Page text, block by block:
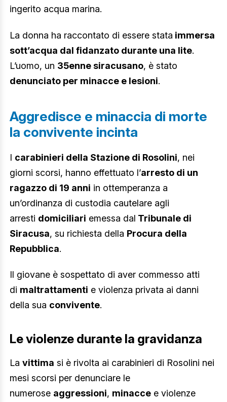
ingerito acqua marina.
La donna ha raccontato di essere stata immersa
sott’acqua dal fidanzato durante una lite.
L’uomo, un 35enne siracusano, è stato
denunciato per minacce e lesioni.
Aggredisce e minaccia di morte
la convivente incinta
I carabinieri della Stazione di Rosolini, nei
giorni scorsi, hanno effettuato l’arresto di un
ragazzo di 19 anni in ottemperanza a
un’ordinanza di custodia cautelare agli
arresti domiciliari emessa dal Tribunale di
Siracusa, su richiesta della Procura della
Repubblica.
Il giovane è sospettato di aver commesso atti
di maltrattamenti e violenza privata ai danni
della sua convivente.
Le violenze durante la gravidanza
La vittima si è rivolta ai carabinieri di Rosolini nei
mesi scorsi per denunciare le
numerose aggressioni, minacce e violenze